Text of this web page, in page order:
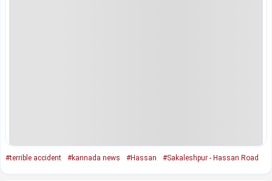
#terrible accident #kannada news #Hassan #Sakaleshpur - Hassan Road